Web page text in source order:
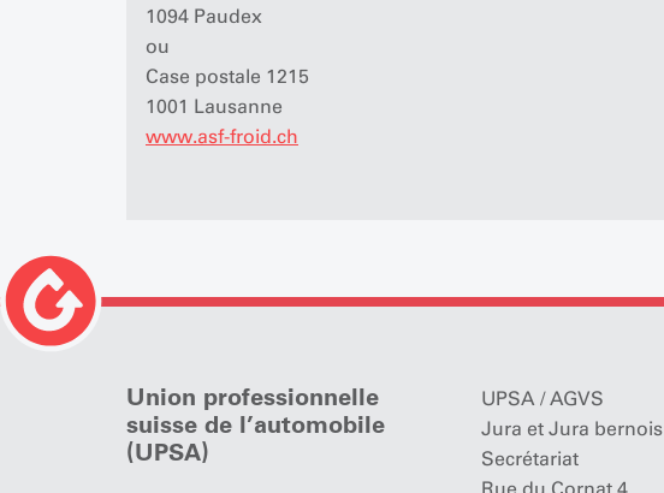
1094 Paudex
ou
Case postale 1215
1001 Lausanne
www.asf-froid.ch
Union professionnelle
suisse de l’automobile
(UPSA)
UPSA / AGVS
Jura et Jura bernois
Secrétariat